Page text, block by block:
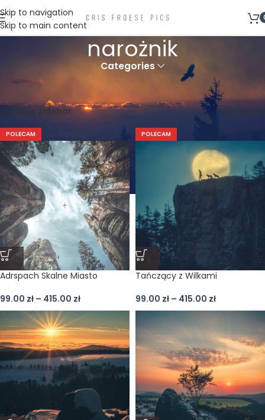
Skip to navigation
Skip to main content
narożnik
Categories
Strona główna
Produkty oznaczone “narożnik”
Show sidebar Filters
POLECAM
Adrspach Skalne Miasto
99.00 zł – 415.00 zł
POLECAM
Tańczący z Wilkami
99.00 zł – 415.00 zł